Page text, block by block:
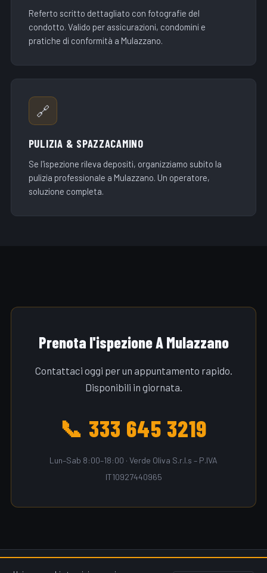
Referto scritto dettagliato con fotografie del
condotto. Valido per assicurazioni, condomini e
pratiche di conformità a Mulazzano.
🔗
PULIZIA & SPAZZACAMINO
Se l'ispezione rileva depositi, organizziamo subito la
pulizia professionale a Mulazzano. Un operatore,
soluzione completa.
Prenota l'ispezione A Mulazzano
Contattaci oggi per un appuntamento rapido.
Disponibili in giornata.
📞 333 645 3219
Lun–Sab 8:00–18:00 · Verde Oliva S.r.l.s – P.IVA
IT10927440965